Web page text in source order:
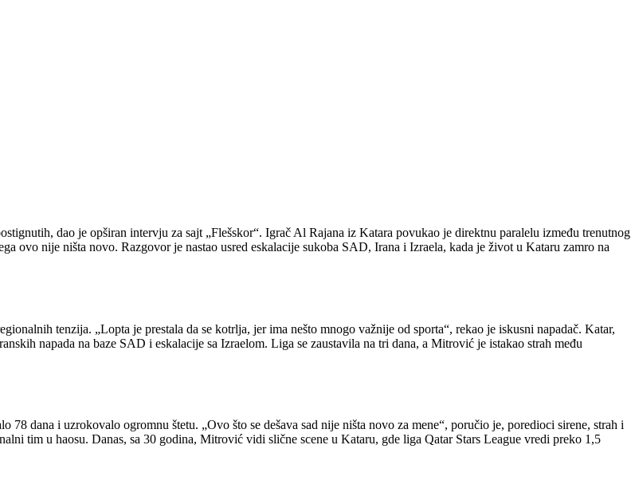
dao je opširan intervju za sajt „Flešskor“. Igrač Al Rajana iz Katara povukao je direktnu paralelu između trenutnog
ovo nije ništa novo. Razgovor je nastao usred eskalacije sukoba SAD, Irana i Izraela, kada je život u Kataru zamro na
tenzija. „Lopta je prestala da se kotrlja, jer ima nešto mnogo važnije od sporta“, rekao je iskusni napadač. Katar,
napada na baze SAD i eskalacije sa Izraelom. Liga se zaustavila na tri dana, a Mitrović je istakao strah među
dana i uzrokovalo ogromnu štetu. „Ovo što se dešava sad nije ništa novo za mene“, poručio je, poredioci sirene, strah i
tim u haosu. Danas, sa 30 godina, Mitrović vidi slične scene u Kataru, gde liga Qatar Stars League vredi preko 1,5